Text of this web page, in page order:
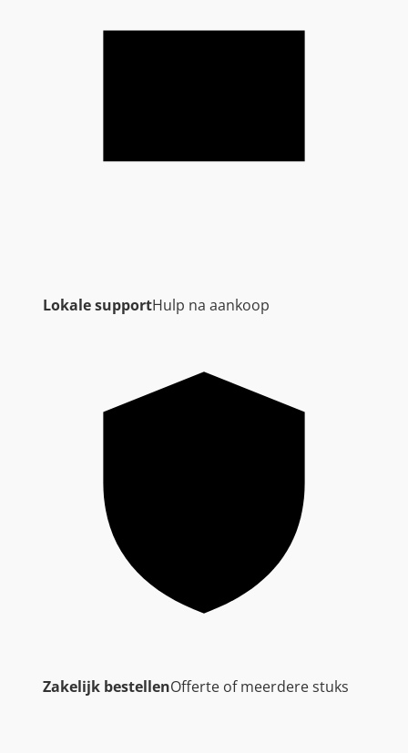
Lokale supportHulp na aankoop
Zakelijk bestellenOfferte of meerdere stuks